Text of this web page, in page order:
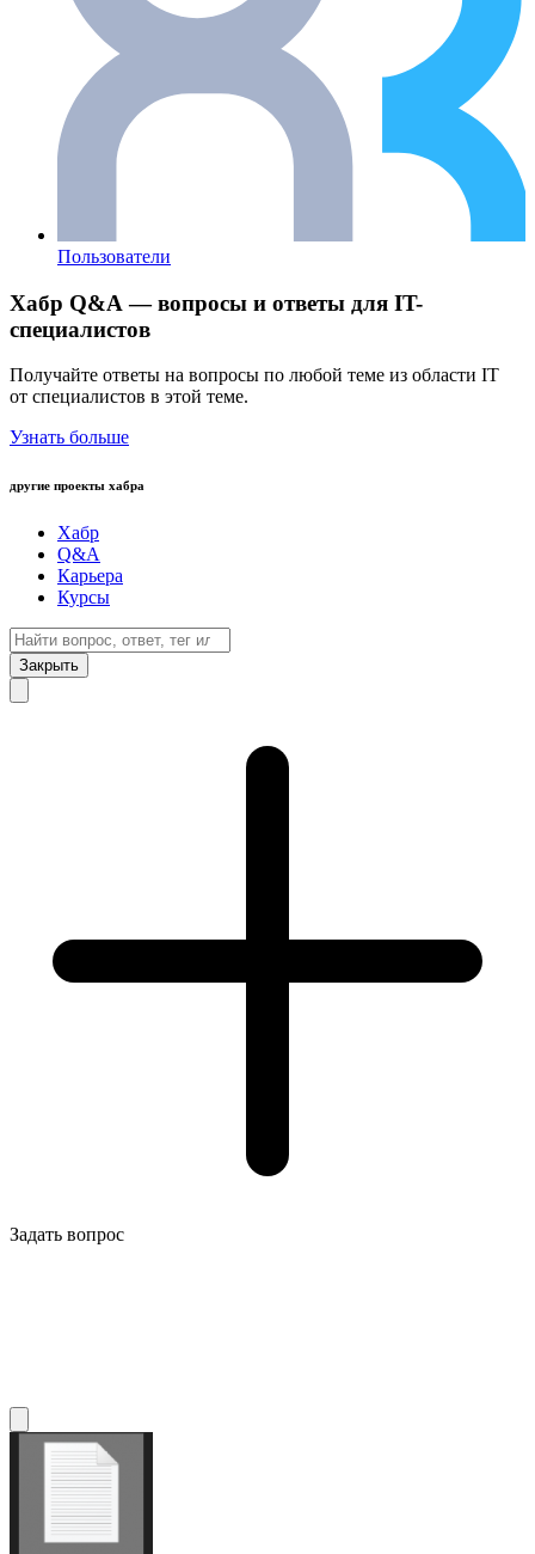
Пользователи
Хабр Q&A — вопросы и ответы для IT-
специалистов
Получайте ответы на вопросы по любой теме из области IT
от специалистов в этой теме.
Узнать больше
другие проекты хабра
Хабр
Q&A
Карьера
Курсы
Закрыть
Задать вопрос